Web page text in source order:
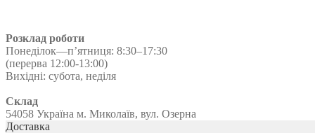
Розклад роботи
Понеділок—п’ятниця: 8:30–17:30
(перерва 12:00-13:00)
Вихідні: субота, неділя
Склад
54058 Україна м. Миколаїв, вул. Озерна
Доставка